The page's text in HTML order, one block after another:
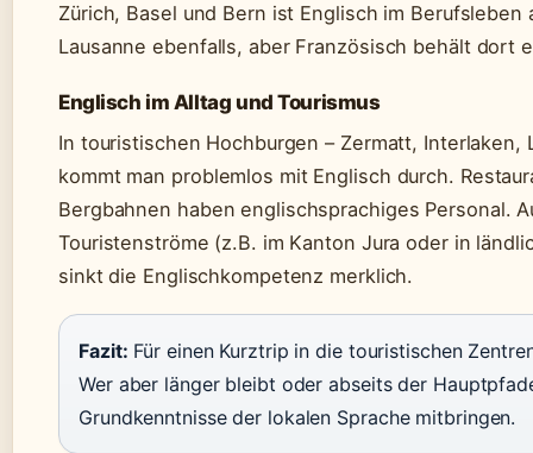
Zürich, Basel und Bern ist Englisch im Berufsleben
Lausanne ebenfalls, aber Französisch behält dort
Englisch im Alltag und Tourismus
In touristischen Hochburgen – Zermatt, Interlaken,
kommt man problemlos mit Englisch durch.
Bergbahnen haben englischsprachiges Personal.
Touristenströme (z.B. im Kanton Jura oder in
sinkt die Englischkompetenz merklich.
Fazit: Für einen Kurztrip in die touristischen
Wer aber länger bleibt oder abseits der
Grundkenntnisse der lokalen Sprache mitbringen.